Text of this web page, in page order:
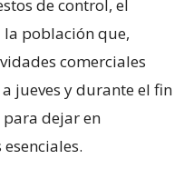
de control, el
población que,
comerciales
jueves y durante el fin
dejar en